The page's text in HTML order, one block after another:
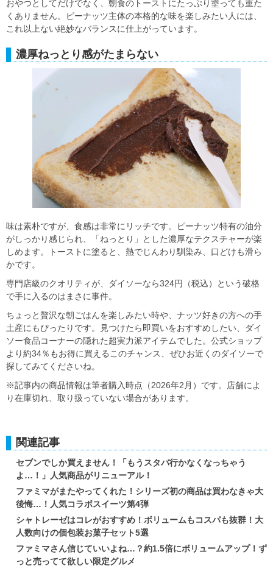
おやつとしてだけでなく、朝食のトーストにたっぷり塗っても重た
くありません。ピーナッツ主体の本格的な味を楽しみたい人には、
これ以上ない絶妙なバランスに仕上がっています。
濃厚ねっとり感がたまらない
味は素朴ですが、食感は非常にリッチです。ピーナッツ特有の油分
がしっかり感じられ、「ねっとり」とした濃厚なテクスチャーが楽
しめます。トーストに塗ると、熱でじんわり馴染み、口どけも滑ら
かです。
専門店級のクオリティが、ダイソーなら324円（税込）という破格
で手に入るのはまさに事件。
ちょっと贅沢な朝ごはんを楽しみたい時や、ナッツ好きの方への手
土産にもぴったりです。見つけたら即買いをおすすめしたい、ダイ
ソー食品コーナーの隠れた超実力派アイテムでした。公式ショップ
より約34％もお得に買えるこのチャンス、ぜひお近くのダイソーで
探してみてくださいね。
※記事内の商品情報は筆者購入時点（2026年2月）です。店舗によ
り在庫切れ、取り扱っていない場合があります。
関連記事
セブンでしか買えません！「もうスタバ行かなくなっちゃう
よ…！」人気商品がリニューアル！
ファミマがまたやってくれた！シリーズ初の商品は買わなきゃ大
後悔…！人気コラボスイーツ第4弾
シャトレーゼはコレがおすすめ！ボリュームもコスパも抜群！大
人数向けの個包装お菓子セット5選
ファミマさん信じていいよね…？約1.5倍にボリュームアップ！ず
っと売ってて欲しい限定グルメ